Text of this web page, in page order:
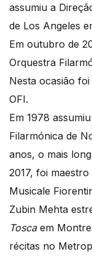
assumiu a
de Los Angeles
Em outubro de
Orquestra
Nesta ocasião
OFI.
Em 1978
Filarmónica de
anos, o mais
2017, foi
Musicale
Zubin Mehta
Toscaem
récitas no